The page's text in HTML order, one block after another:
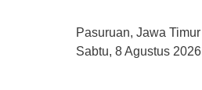
Pasuruan, Jawa Timur
Sabtu, 8 Agustus 2026